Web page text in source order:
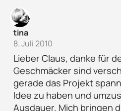
tina
8. Juli 2010
Lieber Claus, danke für
Geschmäcker sind
gerade das Projekt
Idee zu haben und
Ausdauer. Mich bringen